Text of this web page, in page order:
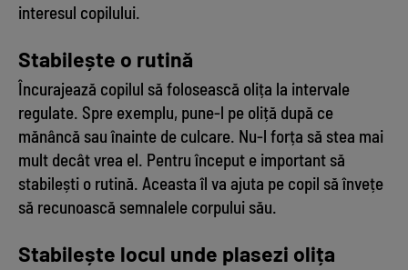
interesul copilului.
Stabilește o rutină
Încurajează copilul să folosească olița la intervale
regulate. Spre exemplu, pune-l pe oliță după ce
mănâncă sau înainte de culcare. Nu-l forța să stea mai
mult decât vrea el. Pentru început e important să
stabilești o rutină. Aceasta îl va ajuta pe copil să învețe
să recunoască semnalele corpului său.
Stabilește locul unde plasezi olița